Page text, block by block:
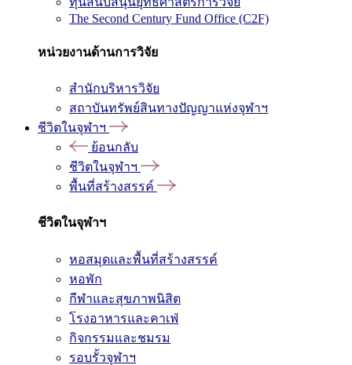
The Second Century Fund Office (C2F)
หน่วยงานด้านการวิจัย
สำนักบริหารวิจัย
สถาบันทรัพย์สินทางปัญญาแห่งจุฬาฯ
ชีวิตในจุฬาฯ
ย้อนกลับ
ชีวิตในจุฬาฯ
พื้นที่สร้างสรรค์
ชีวิตในจุฬาฯ
หอสมุดและพื้นที่สร้างสรรค์
หอพัก
กีฬาและสุขภาพนิสิต
โรงอาหารและคาเฟ่
กิจกรรมและชมรม
รอบรั้วจุฬาฯ